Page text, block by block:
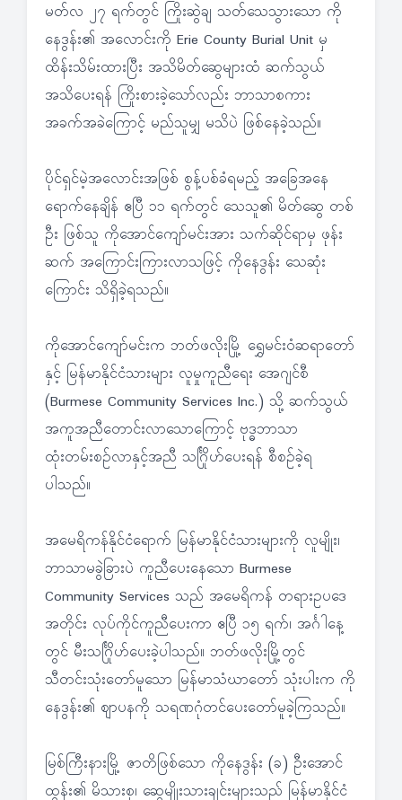
မတ်လ ၂၇ ရက်တွင် ကြိုးဆွဲချ သတ်သေသွားသော ကို
နေဒွန်း၏ အလောင်းကို Erie County Burial Unit မှ
ထိန်းသိမ်းထားပြီး အသိမိတ်ဆွေများထံ ဆက်သွယ်
အသိပေးရန် ကြိုးစားခဲ့သော်လည်း ဘာသာစကား
အခက်အခဲကြောင့် မည်သူမျှ မသိပဲ ဖြစ်နေခဲ့သည်။
ပိုင်ရှင်မဲ့အလောင်းအဖြစ် စွန့်ပစ်ခံရမည့် အခြေအနေ
ရောက်နေချိန် ဧပြီ ၁၁ ရက်တွင် သေသူ၏ မိတ်ဆွေ တစ်
ဦး ဖြစ်သူ ကိုအောင်ကျော်မင်းအား သက်ဆိုင်ရာမှ ဖုန်း
ဆက် အကြောင်းကြားလာသဖြင့် ကိုနေဒွန်း သေဆုံး
ကြောင်း သိရှိခဲ့ရသည်။
ကိုအောင်ကျော်မင်းက ဘတ်ဖလိုးမြို့ ရွှေမင်းဝံဆရာတော်
နှင့် မြန်မာနိုင်ငံသားများ လူမှုကူညီရေး အေဂျင်စီ
(Burmese Community Services Inc.) သို့ ဆက်သွယ်
အကူအညီတောင်းလာသောကြောင့် ဗုဒ္ဓဘာသာ
ထုံးတမ်းစဉ်လာနှင့်အညီ သင်္ဂြိုဟ်ပေးရန် စီစဉ်ခဲ့ရ
ပါသည်။
အမေရိကန်နိုင်ငံရောက် မြန်မာနိုင်ငံသားများကို လူမျိုး၊
ဘာသာမခွဲခြားပဲ ကူညီပေးနေသော Burmese
Community Services သည် အမေရိကန် တရားဥပဒေ
အတိုင်း လုပ်ကိုင်ကူညီပေးကာ ဧပြီ ၁၅ ရက်၊ အင်္ဂါနေ့
တွင် မီးသင်္ဂြိုဟ်ပေးခဲ့ပါသည်။ ဘတ်ဖလိုးမြို့တွင်
သီတင်းသုံးတော်မူသော မြန်မာသံဃာတော် သုံးပါးက ကို
နေဒွန်း၏ ဈာပနကို သရဏဂုံတင်ပေးတော်မူခဲ့ကြသည်။
မြစ်ကြီးနားမြို့ ဇာတိဖြစ်သော ကိုနေဒွန်း (ခ) ဦးအောင်
ထွန်း၏ မိသားစု၊ ဆွေမျိုးသားချင်းများသည် မြန်မာနိုင်ငံ